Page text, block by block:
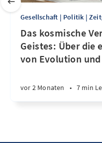
Gesellschaft | Politik |
Das kosmische
Geistes: Über die
von Evolution
vor 2 Monaten • 7 min